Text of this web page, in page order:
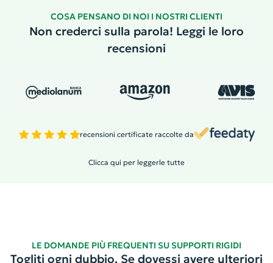
COSA PENSANO DI NOI I NOSTRI CLIENTI
Non crederci sulla parola! Leggi le loro
recensioni
recensioni certificate raccolte da
Clicca qui per leggerle tutte
LE DOMANDE PIÙ FREQUENTI SU SUPPORTI RIGIDI
Togliti ogni dubbio. Se dovessi avere ulteriori